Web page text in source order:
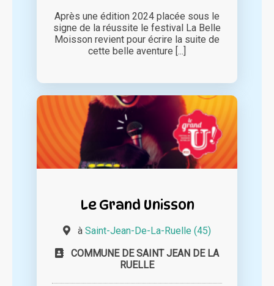
Après une édition 2024 placée sous le
signe de la réussite le festival La Belle
Moisson revient pour écrire la suite de
cette belle aventure [...]
Le Grand Unisson
à Saint-Jean-De-La-Ruelle (45)
COMMUNE DE SAINT JEAN DE LA
RUELLE